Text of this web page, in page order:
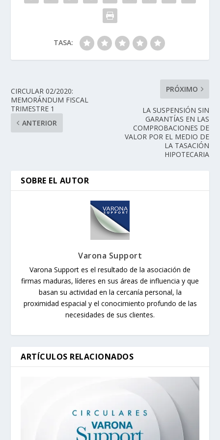
TASA:
CIRCULAR 02/2020:
MEMORÁNDUM FISCAL
TRIMESTRE 1
ANTERIOR
PRÓXIMO
LA SUSPENSIÓN SIN
GARANTÍAS EN LAS
COMPROBACIONES DE
VALOR POR EL MEDIO DE
LA TASACIÓN
HIPOTECARIA
SOBRE EL AUTOR
Varona Support
Varona Support es el resultado de la asociación de
firmas maduras, líderes en sus áreas de influencia y que
basan su actividad en la cercanía personal, la
proximidad espacial y el conocimiento profundo de las
necesidades de sus clientes.
ARTÍCULOS RELACIONADOS